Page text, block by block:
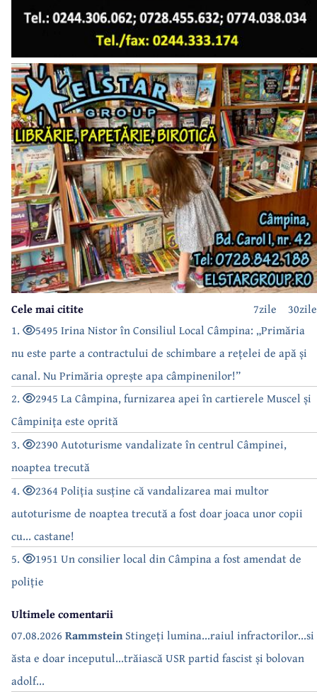
30zile
7zile
Cele mai citite
1.
5495 Irina Nistor în Consiliul Local Câmpina: „Primăria
nu este parte a contractului de schimbare a rețelei de apă și
canal. Nu Primăria oprește apa câmpinenilor!”
2.
2945 La Câmpina, furnizarea apei în cartierele Muscel și
Câmpinița este oprită
3.
2390 Autoturisme vandalizate în centrul Câmpinei,
noaptea trecută
4.
2364 Poliția susține că vandalizarea mai multor
autoturisme de noaptea trecută a fost doar joaca unor copii
cu... castane!
5.
1951 Un consilier local din Câmpina a fost amendat de
poliție
Ultimele comentarii
07.08.2026 RammsteinStingeți lumina...raiul infractorilor...si
ăsta e doar inceputul...trăiască USR partid fascist și bolovan
adolf...